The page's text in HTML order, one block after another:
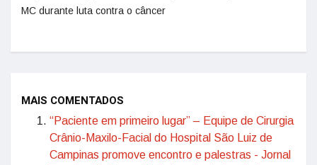
MC durante luta contra o câncer
MAIS COMENTADOS
“Paciente em primeiro lugar” – Equipe de Cirurgia
Crânio-Maxilo-Facial do Hospital São Luiz de
Campinas promove encontro e palestras - Jornal